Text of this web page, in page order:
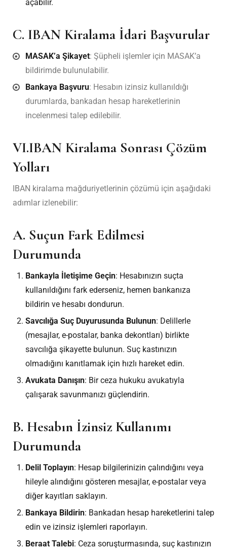
açabilir.
C. IBAN Kiralama İdari Başvurular
MASAK’a Şikayet: Şüpheli işlemler için MASAK’a
bildirimde bulunulabilir.
Bankaya Başvuru: Hesabın izinsiz kullanıldığı
durumlarda, bankadan hesap hareketlerinin
incelenmesi talep edilebilir.
VI.IBAN Kiralama Sonrası Çözüm
Yolları
IBAN kiralama mağduriyetlerinin çözümü için aşağıdaki
adımlar izlenebilir:
A. Suçun Fark Edilmesi
Durumunda
Bankayla İletişime Geçin: Hesabınızın suçta
kullanıldığını fark ederseniz, hemen bankanıza
bildirin ve hesabı dondurun.
Savcılığa Suç Duyurusunda Bulunun: Delillerle
(mesajlar, e-postalar, banka dekontları) birlikte
savcılığa şikayette bulunun. Suç kastınızın
olmadığını kanıtlamak için hızlı hareket edin.
Avukata Danışın: Bir ceza hukuku avukatıyla
çalışarak savunmanızı güçlendirin.
B. Hesabın İzinsiz Kullanımı
Durumunda
Delil Toplayın: Hesap bilgilerinizin çalındığını veya
hileyle alındığını gösteren mesajlar, e-postalar veya
diğer kayıtları saklayın.
Bankaya Bildirin: Bankadan hesap hareketlerini talep
edin ve izinsiz işlemleri raporlayın.
Beraat Talebi: Ceza soruşturmasında, suç kastınızın